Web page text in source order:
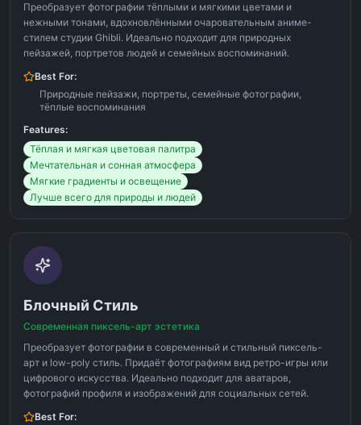
Преобразует фотографии тёплыми и мягкими цветами и
нежными тонами, вдохновлёнными очаровательным аниме-
стилем студии Ghibli. Идеально подходит для природных
пейзажей, портретов людей и семейных воспоминаний.
Best For:
Природные пейзажи, портреты, семейные фотографии,
тёплые воспоминания
Features:
Тёплая и мягкая цветовая палитра
Мечтательная и сонная атмосфера
Мягкие градиенты и освещение
Лучше всего для природы и людей
Блочный Стиль
Современная пиксель-арт эстетика
Преобразует фотографии в современный и стильный пиксель-
арт и low-poly стиль. Придаёт фотографиям вид ретро-игры или
цифрового искусства. Идеально подходит для аватаров,
фотографий профиля и изображений для социальных сетей.
Best For: